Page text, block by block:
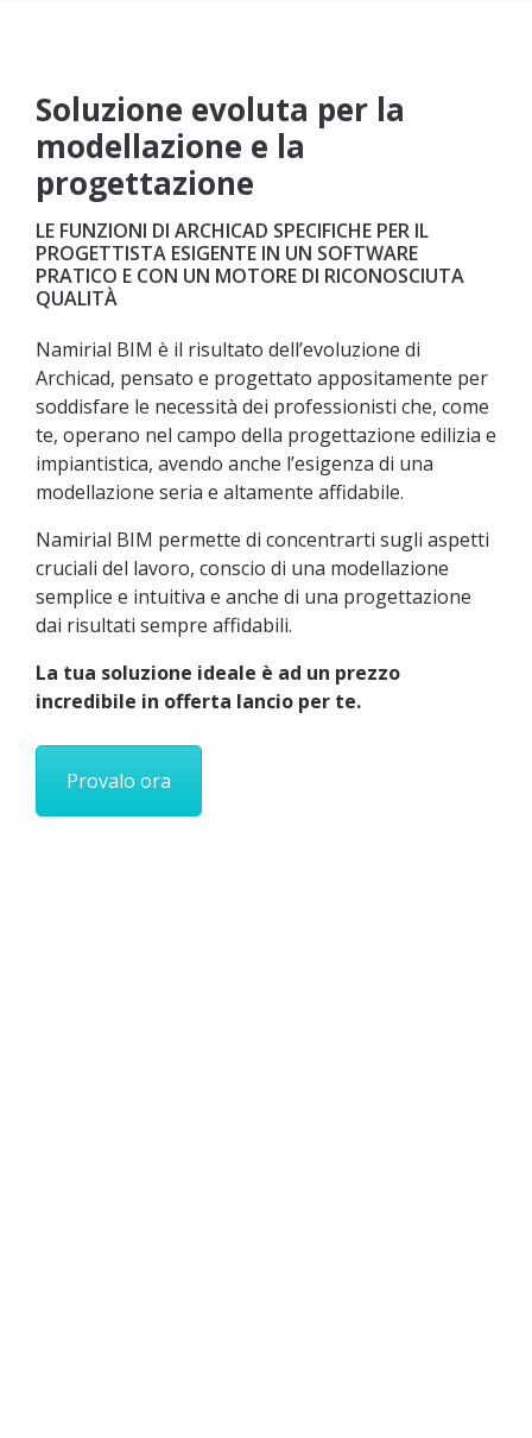
Soluzione evoluta per la
modellazione e la
progettazione
LE FUNZIONI DI ARCHICAD SPECIFICHE PER IL
PROGETTISTA ESIGENTE IN UN SOFTWARE
PRATICO E CON UN MOTORE DI RICONOSCIUTA
QUALITÀ
Namirial BIM è il risultato dell’evoluzione di
Archicad, pensato e progettato appositamente per
soddisfare le necessità dei professionisti che, come
te, operano nel campo della progettazione edilizia e
impiantistica, avendo anche l’esigenza di una
modellazione seria e altamente affidabile.
Namirial BIM permette di concentrarti sugli aspetti
cruciali del lavoro, conscio di una modellazione
semplice e intuitiva e anche di una progettazione
dai risultati sempre affidabili.
La tua soluzione ideale è ad un prezzo
incredibile in offerta lancio per te.
Provalo ora